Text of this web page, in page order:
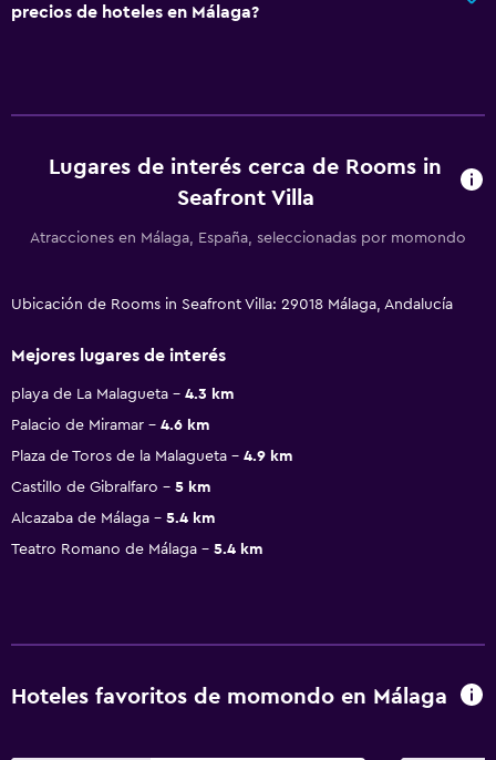
precios de hoteles en Málaga?
Lugares de interés cerca de Rooms in
Seafront Villa
Atracciones en Málaga, España, seleccionadas por momondo
Ubicación de Rooms in Seafront Villa: 29018 Málaga, Andalucía
Mejores lugares de interés
playa de La Malagueta
4.3 km
Palacio de Miramar
4.6 km
Plaza de Toros de la Malagueta
4.9 km
Castillo de Gibralfaro
5 km
Alcazaba de Málaga
5.4 km
Teatro Romano de Málaga
5.4 km
Hoteles favoritos de momondo en Málaga